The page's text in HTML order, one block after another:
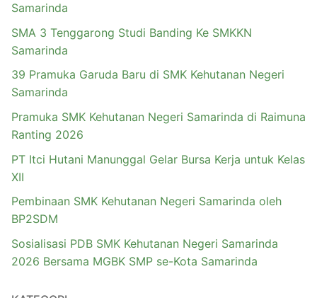
Samarinda
SMA 3 Tenggarong Studi Banding Ke SMKKN
Samarinda
39 Pramuka Garuda Baru di SMK Kehutanan Negeri
Samarinda
Pramuka SMK Kehutanan Negeri Samarinda di Raimuna
Ranting 2026
PT Itci Hutani Manunggal Gelar Bursa Kerja untuk Kelas
XII
Pembinaan SMK Kehutanan Negeri Samarinda oleh
BP2SDM
Sosialisasi PDB SMK Kehutanan Negeri Samarinda
2026 Bersama MGBK SMP se-Kota Samarinda